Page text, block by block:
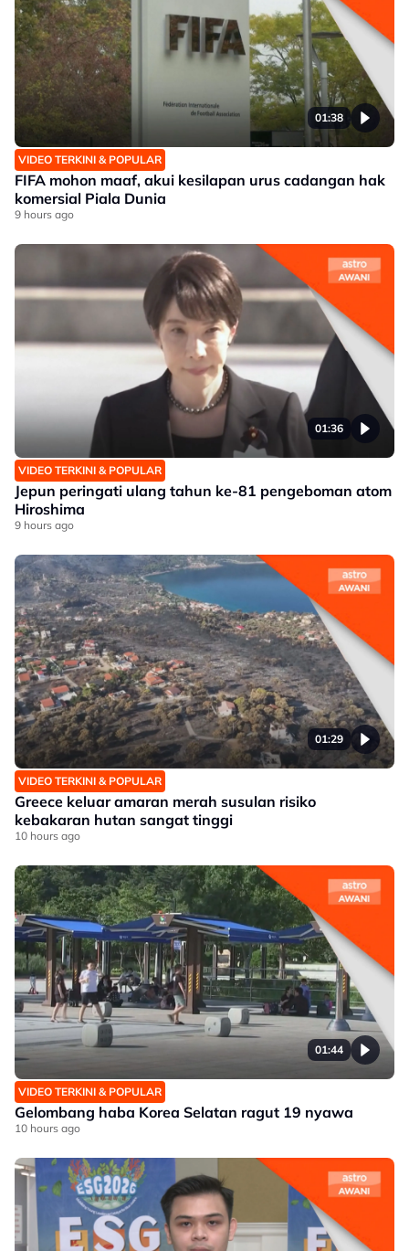
01:38
VIDEO TERKINI & POPULAR
FIFA mohon maaf, akui kesilapan urus cadangan hak
komersial Piala Dunia
9 hours ago
01:36
VIDEO TERKINI & POPULAR
Jepun peringati ulang tahun ke-81 pengeboman atom
Hiroshima
9 hours ago
01:29
VIDEO TERKINI & POPULAR
Greece keluar amaran merah susulan risiko
kebakaran hutan sangat tinggi
10 hours ago
01:44
VIDEO TERKINI & POPULAR
Gelombang haba Korea Selatan ragut 19 nyawa
10 hours ago